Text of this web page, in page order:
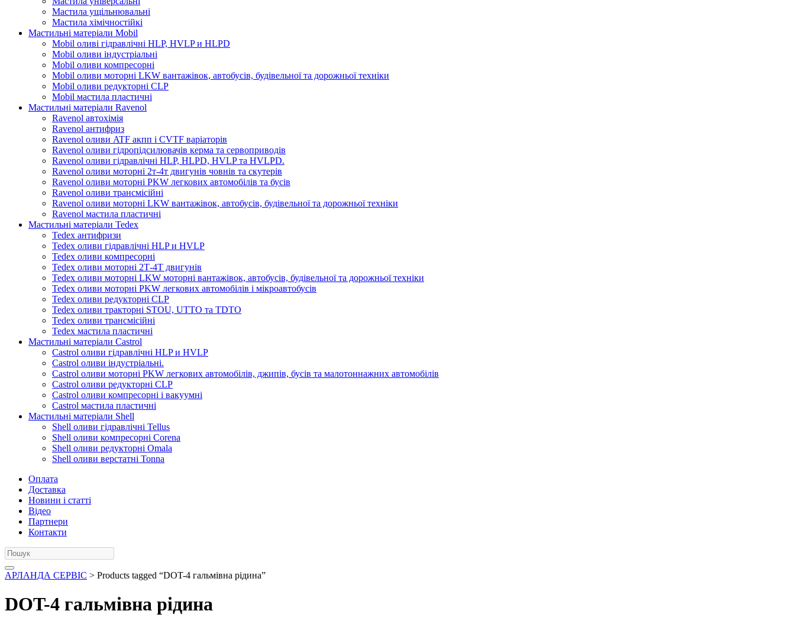
Мастила ущільнювальні
Мастила хімічностійкі
Мастильні матеріали Mobil
Mobil оливі гідравлічні HLP, HVLP и HLPD
Mobil оливи індустріальні
Mobil оливи компресорні
Mobil оливи моторні LKW вантажівок, автобусів, будівельної та дорожньої техніки
Mobil оливи редукторні CLP
Mobil мастила пластичні
Мастильні матеріали Ravenol
Ravenol автохімія
Ravenol антифриз
Ravenol оливи ATF акпп і CVTF варіаторів
Ravenol оливи гідропідсилювачів керма та сервоприводів
Ravenol оливи гідравлічні HLP, HLPD, HVLP та HVLPD.
Ravenol оливи моторні 2т-4т двигунів човнів та скутерів
Ravenol оливи моторні PKW легкових автомобілів та бусів
Ravenol оливи трансмісійні
Ravenol оливи моторні LKW вантажівок, автобусів, будівельної та дорожньої техніки
Ravenol мастила пластичні
Мастильні матеріали Tedex
Tedex антифризи
Tedex оливи гідравлічні HLP и HVLP
Tedex оливи компресорні
Tedex оливи моторні 2Т-4Т двигунів
Tedex оливи моторні LKW моторні вантажівок, автобусів, будівельної та дорожньої техніки
Tedex оливи моторні PKW легкових автомобілів і мікроавтобусів
Tedex оливи редукторні CLP
Tedex оливи тракторні STOU, UTTO та TDTO
Tedex оливи трансмісійні
Tedex мастила пластичні
Мастильні матеріали Castrol
Castrol оливи гідравлічні HLP и HVLP
Castrol оливи індустріальні.
Castrol оливи моторні PKW легкових автомобілів, джипів, бусів та малотоннажних автомобілів
Castrol оливи редукторні CLP
Castrol оливи компресорні і вакуумні
Castrol мастила пластичні
Мастильні матеріали Shell
Shell оливи гідравлічні Tellus
Shell оливи компресорні Corena
Shell оливи редукторні Omala
Shell оливи верстатні Tonna
Оплата
Доставка
Новини і статті
Відео
Партнери
Контакти
АРЛАНДА СЕРВІС > Products tagged “DOT-4 гальмівна рідина”
DOT-4 гальмівна рідина